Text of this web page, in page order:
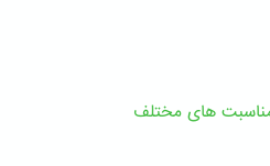
های مختلف